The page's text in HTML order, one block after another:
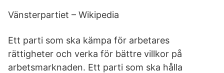
Vänsterpartiet – Wikipedia
Ett parti som ska kämpa för arbetares
rättigheter och verka för bättre villkor på
arbetsmarknaden. Ett parti som ska hålla